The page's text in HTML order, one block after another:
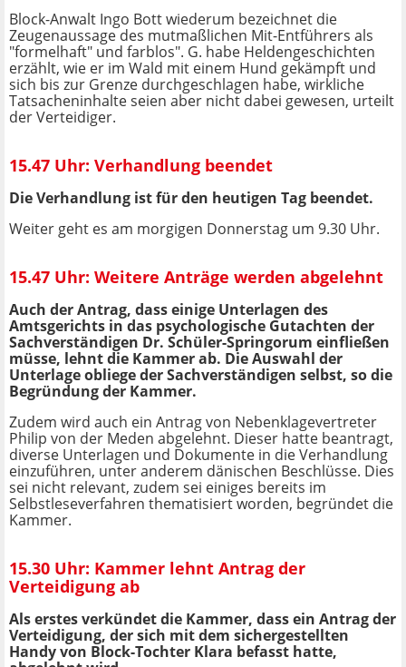
Block-Anwalt Ingo Bott wiederum bezeichnet die
Zeugenaussage des mutmaßlichen Mit-Entführers als
"formelhaft" und farblos". G. habe Heldengeschichten
erzählt, wie er im Wald mit einem Hund gekämpft und
sich bis zur Grenze durchgeschlagen habe, wirkliche
Tatsacheninhalte seien aber nicht dabei gewesen, urteilt
der Verteidiger.
15.47 Uhr: Verhandlung beendet
Die Verhandlung ist für den heutigen Tag beendet.
Weiter geht es am morgigen Donnerstag um 9.30 Uhr.
15.47 Uhr: Weitere Anträge werden abgelehnt
Auch der Antrag, dass einige Unterlagen des
Amtsgerichts in das psychologische Gutachten der
Sachverständigen Dr. Schüler-Springorum einfließen
müsse, lehnt die Kammer ab. Die Auswahl der
Unterlage obliege der Sachverständigen selbst, so die
Begründung der Kammer.
Zudem wird auch ein Antrag von Nebenklagevertreter
Philip von der Meden abgelehnt. Dieser hatte beantragt,
diverse Unterlagen und Dokumente in die Verhandlung
einzuführen, unter anderem dänischen Beschlüsse. Dies
sei nicht relevant, zudem sei einiges bereits im
Selbstleseverfahren thematisiert worden, begründet die
Kammer.
15.30 Uhr: Kammer lehnt Antrag der
Verteidigung ab
Als erstes verkündet die Kammer, dass ein Antrag der
Verteidigung, der sich mit dem sichergestellten
Handy von Block-Tochter Klara befasst hatte,